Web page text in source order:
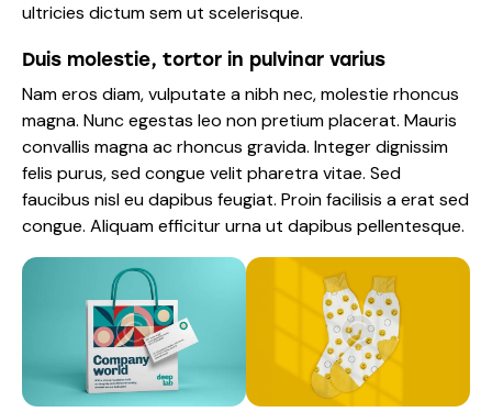
ultricies dictum sem ut scelerisque.
Duis molestie, tortor in pulvinar varius
Nam eros diam, vulputate a nibh nec, molestie rhoncus
magna. Nunc egestas leo non pretium placerat. Mauris
convallis magna ac rhoncus gravida. Integer dignissim
felis purus, sed congue velit pharetra vitae. Sed
faucibus nisl eu dapibus feugiat. Proin facilisis a erat sed
congue. Aliquam efficitur urna ut dapibus pellentesque.